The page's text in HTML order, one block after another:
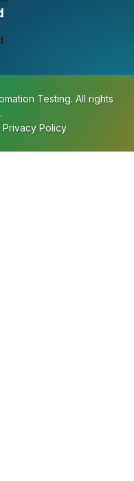
Testing. All rights
Privacy Policy